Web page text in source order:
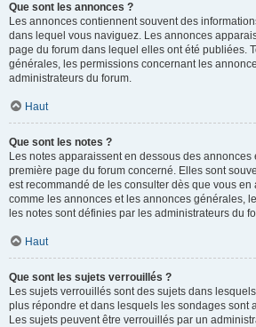
Que sont les annonces ?
Les annonces contiennent souvent des
dans lequel vous naviguez. Les annonces
page du forum dans lequel elles ont été publiées.
générales, les permissions concernant les
administrateurs du forum.
Haut
Que sont les notes ?
Les notes apparaissent en dessous des annonces
première page du forum concerné. Elles sont
est recommandé de les consulter dès que vous en
comme les annonces et les annonces générales,
les notes sont définies par les administrateurs du
Haut
Que sont les sujets verrouillés ?
Les sujets verrouillés sont des sujets dans
plus répondre et dans lesquels les sondages sont
Les sujets peuvent être verrouillés par un